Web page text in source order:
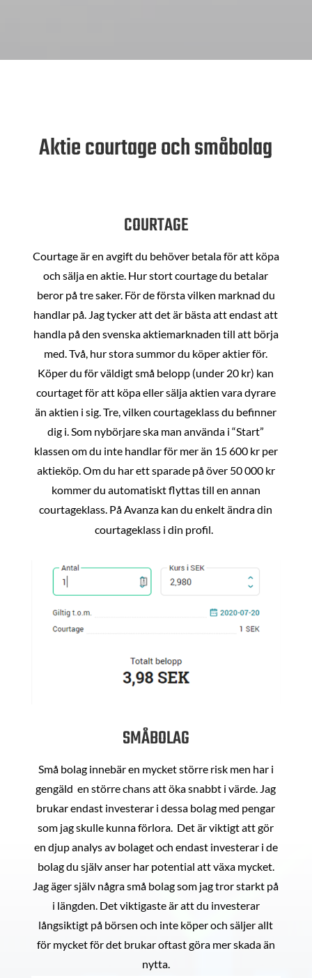
Aktie courtage och småbolag
COURTAGE
Courtage är en avgift du behöver betala för att köpa
och sälja en aktie. Hur stort courtage du betalar
beror på tre saker. För de första vilken marknad du
handlar på. Jag tycker att det är bästa att endast att
handla på den svenska aktiemarknaden till att börja
med. Två, hur stora summor du köper aktier för.
Köper du för väldigt små belopp (under 20 kr) kan
courtaget för att köpa eller sälja aktien vara dyrare
än aktien i sig. Tre, vilken courtageklass du befinner
dig i. Som nybörjare ska man använda i “Start”
klassen om du inte handlar för mer än 15 600 kr per
aktieköp. Om du har ett sparade på över 50 000 kr
kommer du automatiskt flyttas till en annan
courtageklass. På Avanza kan du enkelt ändra din
courtageklass i din profil.
SMÅBOLAG
Små bolag innebär en mycket större risk men har i
gengäld en större chans att öka snabbt i värde. Jag
brukar endast investerar i dessa bolag med pengar
som jag skulle kunna förlora. Det är viktigt att gör
en djup analys av bolaget och endast investerar i de
bolag du själv anser har potential att växa mycket.
Jag äger själv några små bolag som jag tror starkt på
i längden. Det viktigaste är att du investerar
långsiktigt på börsen och inte köper och säljer allt
för mycket för det brukar oftast göra mer skada än
nytta.